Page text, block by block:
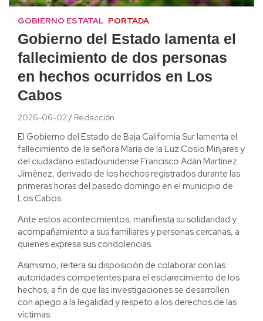
GOBIERNO ESTATAL PORTADA
Gobierno del Estado lamenta el
fallecimiento de dos personas
en hechos ocurridos en Los
Cabos
2026-06-02 Redacción
El Gobierno del Estado de Baja California Sur lamenta el
fallecimiento de la señora María de la Luz Cosío Minjares y
del ciudadano estadounidense Francisco Adán Martínez
Jiménez, derivado de los hechos registrados durante las
primeras horas del pasado domingo en el municipio de
Los Cabos.
Ante estos acontecimientos, manifiesta su solidaridad y
acompañamiento a sus familiares y personas cercanas, a
quienes expresa sus condolencias.
Asimismo, reitera su disposición de colaborar con las
autoridades competentes para el esclarecimiento de los
hechos, a fin de que las investigaciones se desarrollen
con apego a la legalidad y respeto a los derechos de las
víctimas.